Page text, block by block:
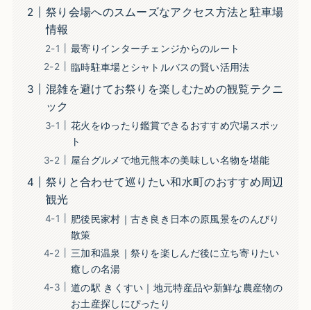
祭り会場へのスムーズなアクセス方法と駐車場
情報
最寄りインターチェンジからのルート
臨時駐車場とシャトルバスの賢い活用法
混雑を避けてお祭りを楽しむための観覧テクニ
ック
花火をゆったり鑑賞できるおすすめ穴場スポッ
ト
屋台グルメで地元熊本の美味しい名物を堪能
祭りと合わせて巡りたい和水町のおすすめ周辺
観光
肥後民家村｜古き良き日本の原風景をのんびり
散策
三加和温泉｜祭りを楽しんだ後に立ち寄りたい
癒しの名湯
道の駅 きくすい｜地元特産品や新鮮な農産物の
お土産探しにぴったり